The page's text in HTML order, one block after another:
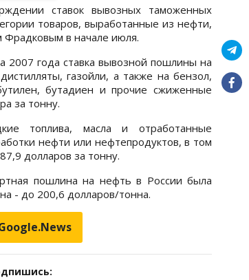
ставок вывозных таможенных
товаров, выработанные из нефти,
в начале июля.
2007 года ставка вывозной пошлины на
газойли, а также на бензол,
бутадиен и прочие сжиженные
за тонну.
топлива, масла и отработанные
нефти или нефтепродуктов, в том
долларов за тонну.
пошлина на нефть в России была
- до 200,6 долларов/тонна.